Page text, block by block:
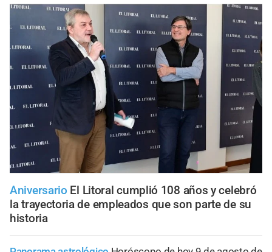
Aniversario El Litoral cumplió 108 años y celebró
la trayectoria de empleados que son parte de su
historia